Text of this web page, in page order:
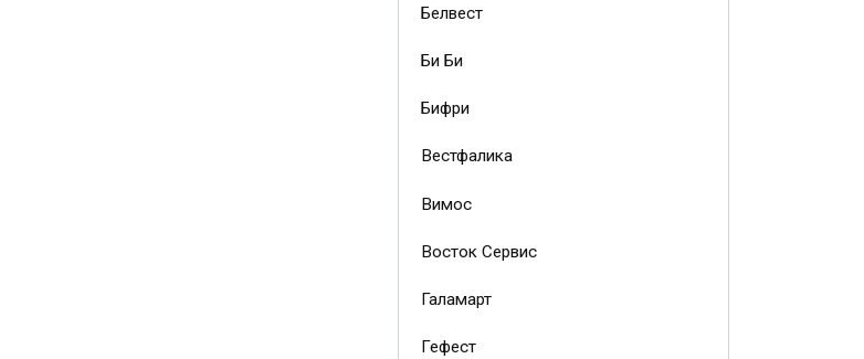
Белвест
Би Би
Бифри
Вестфалика
Вимос
Восток Сервис
Галамарт
Гефест